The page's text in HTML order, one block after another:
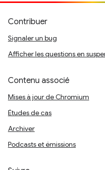
Contribuer
Signaler un bug
Afficher les questions en
Contenu associé
Mises à jour de Chromium
Études de cas
Archiver
Podcasts et émissions